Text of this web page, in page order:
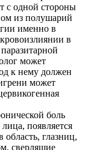
с одной стороны
из полушарий
именно в
в
может
к нему должен
может
боль
появляется
область, глазниц,
сверлящие